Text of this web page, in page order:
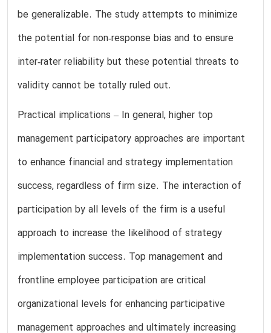
be generalizable. The study attempts to minimize
the potential for non‐response bias and to ensure
inter‐rater reliability but these potential threats to
validity cannot be totally ruled out.
Practical implications – In general, higher top
management participatory approaches are important
to enhance financial and strategy implementation
success, regardless of firm size. The interaction of
participation by all levels of the firm is a useful
approach to increase the likelihood of strategy
implementation success. Top management and
frontline employee participation are critical
organizational levels for enhancing participative
management approaches and ultimately increasing